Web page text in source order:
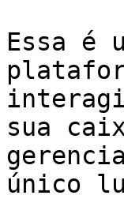
Essa é
sua
único